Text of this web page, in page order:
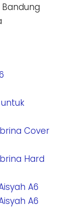
Cover
Hard
A6
A6